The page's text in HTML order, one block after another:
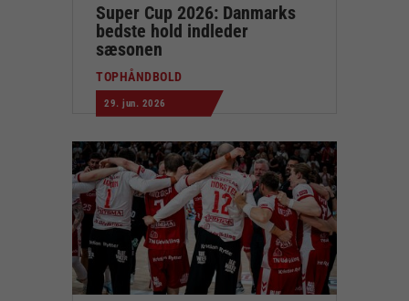
Super Cup 2026: Danmarks
bedste hold indleder
sæsonen
TOPHÅNDBOLD
29. jun. 2026